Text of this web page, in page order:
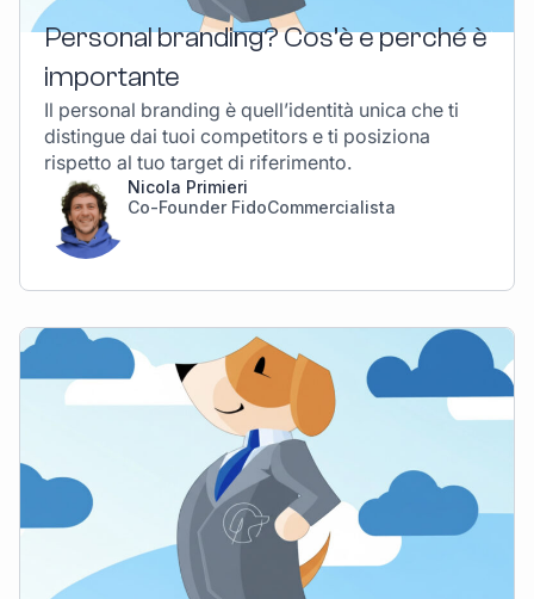
Personal branding? Cos’è e perché è
importante
Il personal branding è quell’identità unica che ti
distingue dai tuoi competitors e ti posiziona
rispetto al tuo target di riferimento.
Nicola Primieri
Co-Founder FidoCommercialista